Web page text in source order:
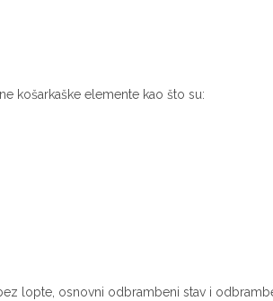
košarkaške elemente kao što su:
lopte, osnovni odbrambeni stav i